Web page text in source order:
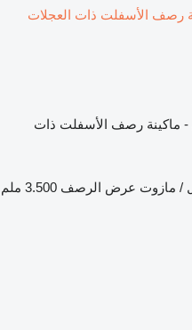
رصف الأسفلت ذات العجلات
- ماكينة رصف الأسفلت ذات
/ مازوت عرض الرصف 3.500 ملم